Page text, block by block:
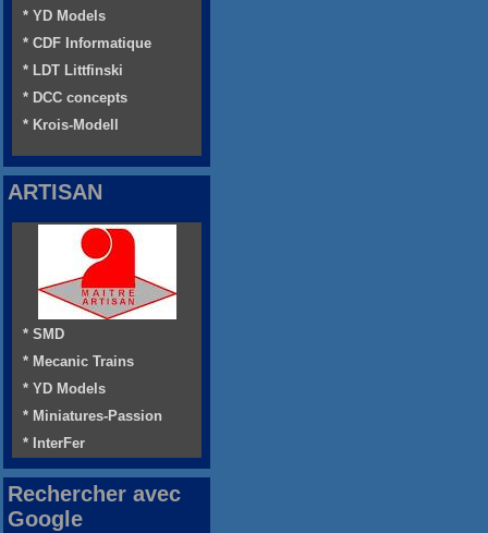
* YD Models
* CDF Informatique
* LDT Littfinski
* DCC concepts
* Krois-Modell
ARTISAN
* SMD
* Mecanic Trains
* YD Models
* Miniatures-Passion
* InterFer
Rechercher avec
Google